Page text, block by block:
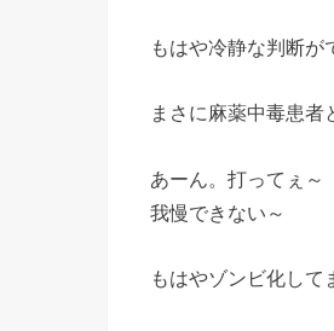
もはや冷静な判断が
まさに麻薬中毒患者
あーん。打ってぇ～
我慢できない～
もはやゾンビ化して